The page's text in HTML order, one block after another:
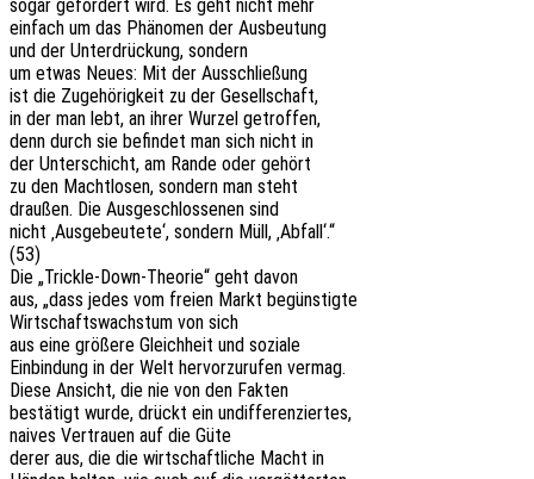
sogar geför­dert wird. Es geht nicht mehr
einfach um das Phäno­men der Ausbeutung
und der Unter­drü­ckung, sondern
um etwas Neues: Mit der Ausschließung
ist die Zuge­hö­rig­keit zu der Gesellschaft,
in der man lebt, an ihrer Wurzel getroffen,
denn durch sie befin­det man sich nicht in
der Unter­schicht, am Rande oder gehört
zu den Macht­lo­sen, sondern man steht
drau­ßen. Die Ausge­schlos­se­nen sind
nicht ‚Ausge­beu­te­te‘, sondern Müll, ‚Abfall‘.“
(53)
Die „Trick­le-Down-Theo­rie“ geht davon
aus, „dass jedes vom freien Markt begünstigte
Wirt­schafts­wachs­tum von sich
aus eine größe­re Gleich­heit und soziale
Einbin­dung in der Welt hervor­zu­ru­fen vermag.
Diese Ansicht, die nie von den Fakten
bestä­tigt wurde, drückt ein undifferenziertes,
naives Vertrau­en auf die Güte
derer aus, die die wirt­schaft­li­che Macht in